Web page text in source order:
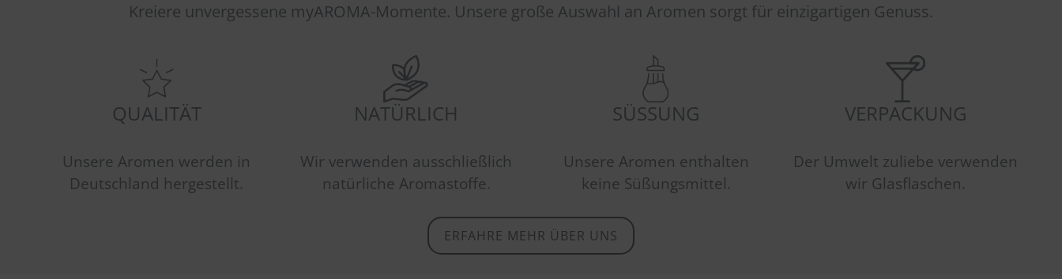
Kreiere unvergessene myAROMA-Momente. Unsere große Auswahl an Aromen sorgt für einzigartigen Genuss.
QUALITÄT
Unsere Aromen werden in
Deutschland hergestellt.
NATÜRLICH
Wir verwenden ausschließlich
natürliche Aromastoffe.
SÜSSUNG
Unsere Aromen enthalten
keine Süßungsmittel.
VERPACKUNG
Der Umwelt zuliebe verwenden
wir Glasflaschen.
ERFAHRE MEHR ÜBER UNS